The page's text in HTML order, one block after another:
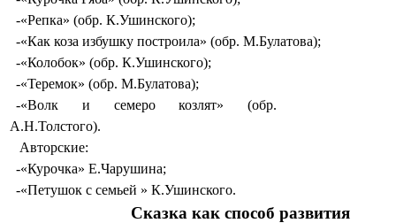
-«Репка» (обр. К.Ушинского);
-«Как коза избушку построила» (обр. М.Булатова);
-«Колобок» (обр. К.Ушинского);
-«Теремок» (обр. М.Булатова);
-«Волк и семеро козлят» (обр.
А.Н.Толстого).
Авторские:
-«Курочка» Е.Чарушина;
-«Петушок с семьей » К.Ушинского.
Сказка как способ развития